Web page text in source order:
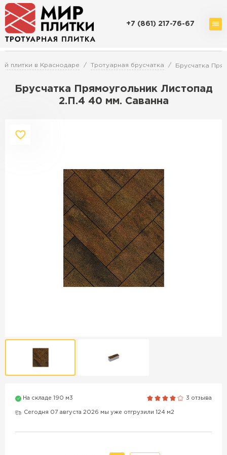
+7 (861) 217-76-67
плитки в Краснодаре Тротуарная брусчатка Брусчатка
Брусчатка Прямоугольник Листопад
2.П.4 40 мм. Саванна
На складе 190 м3 3 отзыва
Сегодня 07 августа 2026 мы уже отгрузили 124 м2
ПЕРЕЙТИ
Продажа бордюров в
Краснодаре
ПЕРЕЙТИ
ПОКАЗАТЬ БОЛЬШЕ
ВСЕ ПРОИЗВОДИТЕЛИ